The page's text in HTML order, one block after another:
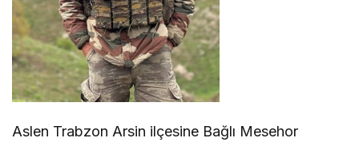
Aslen Trabzon Arsin ilçesine Bağlı Mesehor